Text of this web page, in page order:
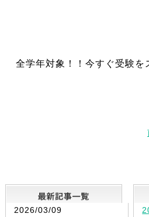
全学年対象！！今すぐ受験を
最
2026/03/09